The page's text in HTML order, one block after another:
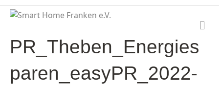
PR_Theben_Energies
paren_easyPR_2022-